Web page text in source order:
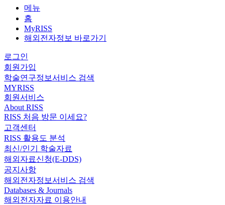
메뉴
홈
MyRISS
해외전자정보 바로가기
로그인
회원가입
학술연구정보서비스 검색
MYRISS
회원서비스
About RISS
RISS 처음 방문 이세요?
고객센터
RISS 활용도 분석
최신/인기 학술자료
해외자료신청(E-DDS)
공지사항
해외전자정보서비스 검색
Databases & Journals
해외전자자료 이용안내